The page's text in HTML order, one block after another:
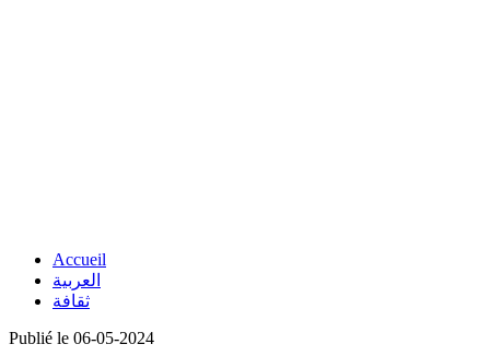
Accueil
العربية
ثقافة
Publié le 06-05-2024